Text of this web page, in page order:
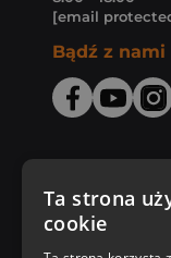
[email
Bądź z nami
Zakupy u nas
Ta strona
cookie